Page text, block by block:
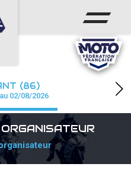
(86)
02/08/2026